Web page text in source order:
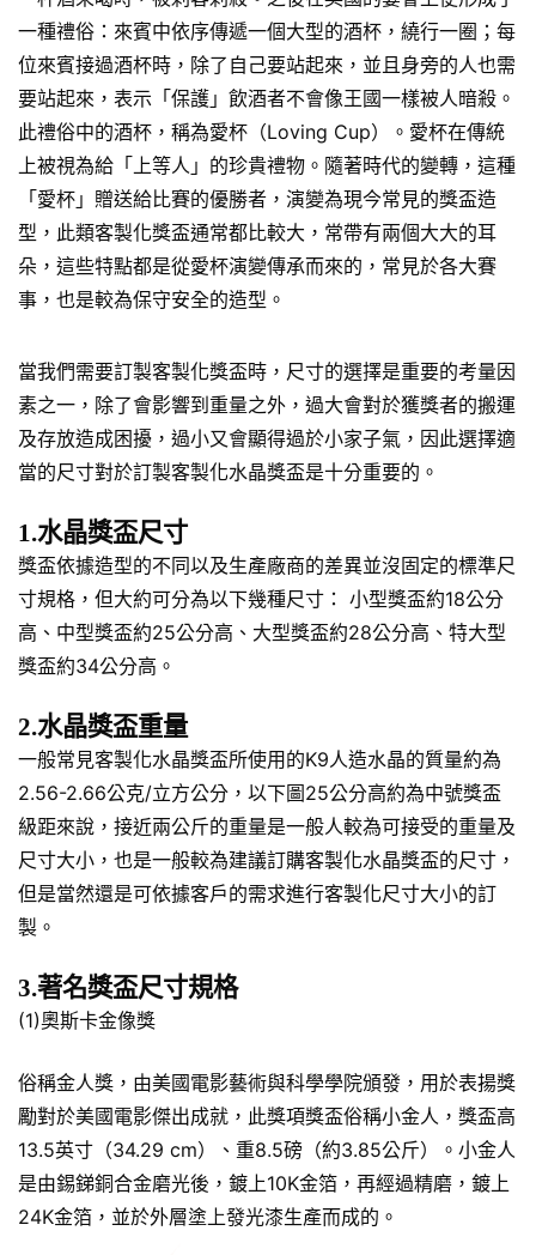
一種禮俗：來賓中依序傳遞一個大型的酒杯，繞行一圈；每
位來賓接過酒杯時，除了自己要站起來，並且身旁的人也需
要站起來，表示「保護」飲酒者不會像王國一樣被人暗殺。
此禮俗中的酒杯，稱為愛杯（Loving Cup）。愛杯在傳統
上被視為給「上等人」的珍貴禮物。隨著時代的變轉，這種
「愛杯」贈送給比賽的優勝者，演變為現今常見的獎盃造
型，此類客製化獎盃通常都比較大，常帶有兩個大大的耳
朵，這些特點都是從愛杯演變傳承而來的，常見於各大賽
事，也是較為保守安全的造型。
當我們需要訂製客製化獎盃時，尺寸的選擇是重要的考量因
素之一，除了會影響到重量之外，過大會對於獲獎者的搬運
及存放造成困擾，過小又會顯得過於小家子氣，因此選擇適
當的尺寸對於訂製客製化水晶獎盃是十分重要的。
1.水晶獎盃尺寸
獎盃依據造型的不同以及生產廠商的差異並沒固定的標準尺
寸規格，但大約可分為以下幾種尺寸： 小型獎盃約18公分
高、中型獎盃約25公分高、大型獎盃約28公分高、特大型
獎盃約34公分高。
2.水晶獎盃重量
一般常見客製化水晶獎盃所使用的K9人造水晶的質量約為
2.56-2.66公克/立方公分，以下圖25公分高約為中號獎盃
級距來說，接近兩公斤的重量是一般人較為可接受的重量及
尺寸大小，也是一般較為建議訂購客製化水晶獎盃的尺寸，
但是當然還是可依據客戶的需求進行客製化尺寸大小的訂
製。
3.著名獎盃尺寸規格
(1)奧斯卡金像獎
俗稱金人獎，由美國電影藝術與科學學院頒發，用於表揚獎
勵對於美國電影傑出成就，此獎項獎盃俗稱小金人，獎盃高
13.5英寸（34.29 cm）、重8.5磅（約3.85公斤）。小金人
是由錫銻銅合金磨光後，鍍上10K金箔，再經過精磨，鍍上
24K金箔，並於外層塗上發光漆生產而成的。